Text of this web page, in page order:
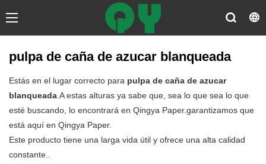
pulpa de caña de azucar blanqueada
Estás en el lugar correcto para pulpa de caña de azucar
blanqueada.A estas alturas ya sabe que, sea lo que sea lo que
esté buscando, lo encontrará en Qingya Paper.garantizamos que
está aquí en Qingya Paper.
Este producto tiene una larga vida útil y ofrece una alta calidad
constante..